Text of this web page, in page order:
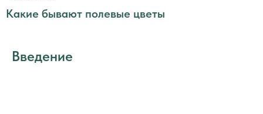
Какие бывают полевые цветы
Введение